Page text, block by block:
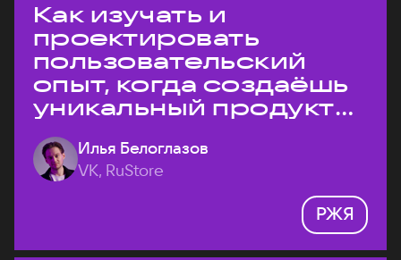
Как изучать и
проектировать
пользовательский
опыт, когда создаёшь
уникальный продукт
на рынке?
Илья Белоглазов
VK, RuStore
РЖЯ